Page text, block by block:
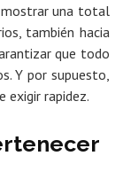
mostrar una total
también hacia
que todo
Y por supuesto,
exigir rapidez.